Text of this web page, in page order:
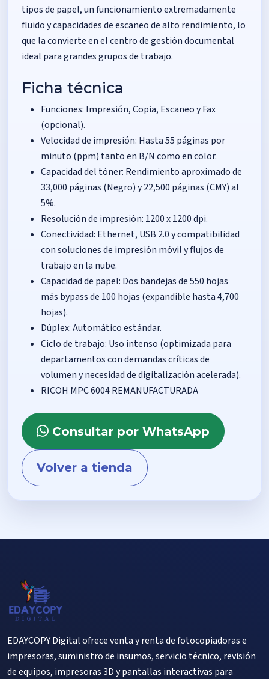
tipos de papel, un funcionamiento extremadamente
fluido y capacidades de escaneo de alto rendimiento, lo
que la convierte en el centro de gestión documental
ideal para grandes grupos de trabajo.
Ficha técnica
Funciones: Impresión, Copia, Escaneo y Fax
(opcional).
Velocidad de impresión: Hasta 55 páginas por
minuto (ppm) tanto en B/N como en color.
Capacidad del tóner: Rendimiento aproximado de
33,000 páginas (Negro) y 22,500 páginas (CMY) al
5%.
Resolución de impresión: 1200 x 1200 dpi.
Conectividad: Ethernet, USB 2.0 y compatibilidad
con soluciones de impresión móvil y flujos de
trabajo en la nube.
Capacidad de papel: Dos bandejas de 550 hojas
más bypass de 100 hojas (expandible hasta 4,700
hojas).
Dúplex: Automático estándar.
Ciclo de trabajo: Uso intenso (optimizada para
departamentos con demandas críticas de
volumen y necesidad de digitalización acelerada).
RICOH MPC 6004 REMANUFACTURADA
Consultar por WhatsApp
Volver a tienda
EDAYCOPY Digital ofrece venta y renta de fotocopiadoras e
impresoras, suministro de insumos, servicio técnico, revisión
de equipos, impresoras 3D y pantallas interactivas para